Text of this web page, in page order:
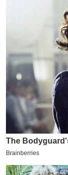
P
L
0
2
6
क्रा
इ
म